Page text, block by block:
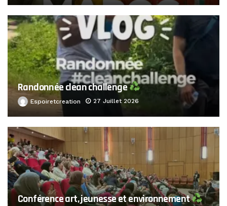
Randonnée clean challenge
Espoiretcreation 27 Juillet 2026
Conférence art, jeunesse et environnement